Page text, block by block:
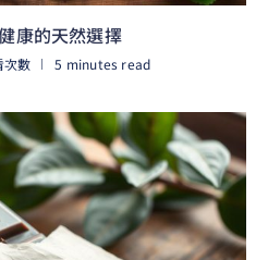
康的天然選擇
次數
5 minutes read